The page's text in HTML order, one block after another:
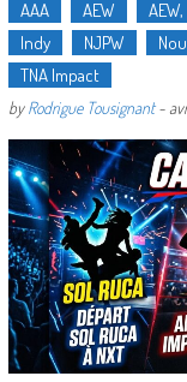
AAA AEW
Indy
NJPW
TNA Impact
byRodrigue Tousignant-